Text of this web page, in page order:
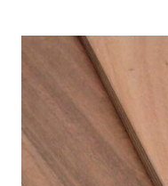
para dormir bien, los
láminas de la cama.
desempeñan un papel